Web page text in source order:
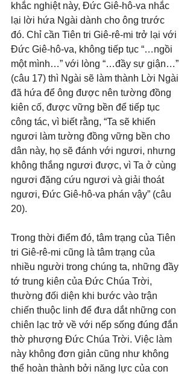
khắc nghiệt này, Đức Giê-hô-va nhắc
lại lời hứa Ngài dành cho ông trước
đó. Chỉ cần Tiên tri Giê-rê-mi trở lại với
Đức Giê-hô-va, không tiếp tục “…ngồi
một mình…” với lòng “…đầy sự giận…”
(câu 17) thì Ngài sẽ làm thành Lời Ngài
đã hứa để ông được nên tường đồng
kiên cố, được vững bền để tiếp tục
công tác, vì biết rằng, “Ta sẽ khiến
ngươi làm tường đồng vững bền cho
dân này, họ sẽ đánh với ngươi, nhưng
không thắng ngươi được, vì Ta ở cùng
ngươi đặng cứu ngươi và giải thoát
ngươi, Đức Giê-hô-va phán vậy” (câu
20).
Trong thời điểm đó, tâm trạng của Tiên
tri Giê-rê-mi cũng là tâm trạng của
nhiều người trong chúng ta, những đầy
tớ trung kiên của Đức Chúa Trời,
thường đối diện khi bước vào trận
chiến thuộc linh để đưa dắt những con
chiên lạc trở về với nếp sống đúng đắn
thờ phượng Đức Chúa Trời. Việc làm
này không đơn giản cũng như không
thể hoàn thành bởi năng lực của con